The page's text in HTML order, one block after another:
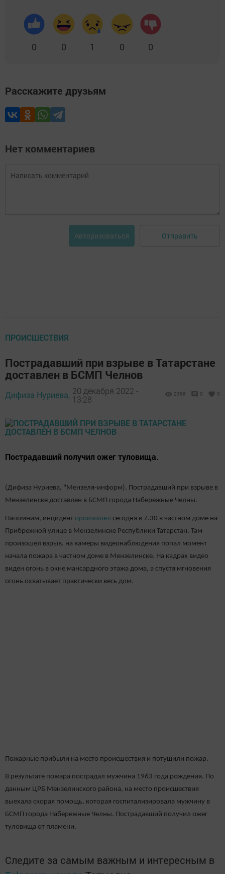
0 0 1 0 0
Расскажите друзьям
Нет комментариев
Авторизоваться Отправить
ПРОИСШЕСТВИЯ
Пострадавший при взрыве в Татарстане
доставлен в БСМП Челнов
Дифиза Нуриева, 20 декабря 2022 -
13:28
2368 0 0
Пострадавший получил ожег туловища.
(Дифиза Нуриева, "Мензеля-информ). Пострадавший при взрыве в
Мензелинске доставлен в БСМП города Набережные Челны.
Напомним, инцидент произошел сегодня в 7.30 в частном доме на
Прибрежной улице в Мензелинске Республики Татарстан. Там
произошел взрыв. на камеры видеонаблюдения попал момент
начала пожара в частном доме в Мензелинске. На кадрах видео
виден огонь в окне мансардного этажа дома, а спустя мгновения
огонь охватывает практически весь дом.
Пожарные прибыли на место происшествия и потушили пожар.
В результате пожара пострадал мужчина 1963 года рождения. По
данным ЦРБ Мензелинского района, на место происшествия
выехала скорая помощь, которая госпитализировала мужчину в
БСМП города Набережные Челны. Пострадавший получил ожег
туловища от пламени.
Следите за самым важным и интересным в